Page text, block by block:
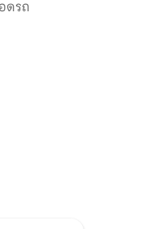
เงียบสงบ
าไปเที่ยว: อูบู
ดรถ